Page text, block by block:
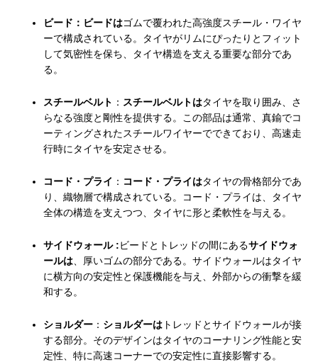
ビード：ビードはゴムで覆われた高強度スチール・ワイヤ
ーで構成されている。タイヤがリムにぴったりとフィット
して気密性を保ち、タイヤ構造を支える重要な部分であ
る。
スチールベルト ： スチールベルトはタイヤを取り囲み、さ
らなる強度と剛性を提供する。この部品は通常、真鍮でコ
ーティングされたスチールワイヤーでできており、高速走
行時にタイヤを安定させる。
コード・プライ ： コード・プライはタイヤの骨格部分であ
り、織物層で構成されている。コード・プライは、タイヤ
全体の構造を支えつつ、タイヤに形と柔軟性を与える。
サイドウォール : ビードとトレッドの間にあるサイドウォ
ールは 、厚いゴムの部分である。サイドウォールはタイヤ
に横方向の安定性と保護機能を与え、外部からの衝撃を緩
和する。
ショルダー ： ショルダーは トレッドとサイドウォールが接
する部分。そのデザインはタイヤのコーナリング性能と安
定性、特に高速コーナーでの安定性に直接影響する。